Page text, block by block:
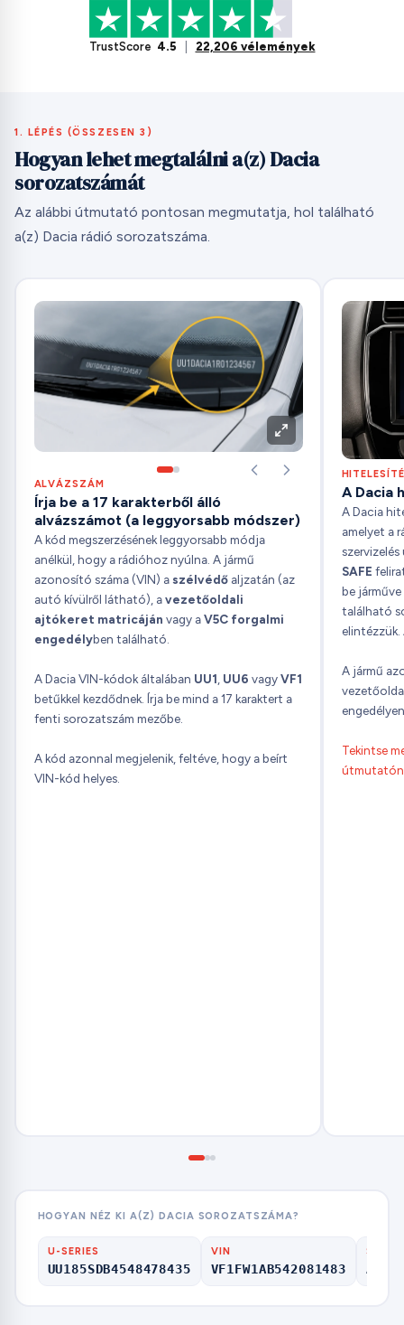
TrustScore 4.5 22,206 vélemények
1. LÉPÉS (ÖSSZESEN 3)
Hogyan lehet megtalálni a(z) Dacia
sorozatszámát
Az alábbi útmutató pontosan megmutatja, hol található
a(z) Dacia rádió sorozatszáma.
ALVÁZSZÁM
Írja be a 17 karakterből álló
alvázszámot (a leggyorsabb módszer)
A kód megszerzésének leggyorsabb módja
anélkül, hogy a rádióhoz nyúlna. A jármű
azonosító száma (VIN) aszélvédő aljzatán (az
autó kívülről látható), avezetőoldali
ajtókeret matricáján vagy aV5C forgalmi
engedélyben található.
A Dacia VIN-kódok általában UU1, UU6 vagyVF1
betűkkel kezdődnek. Írja be mind a 17 karaktert a
fenti sorozatszám mezőbe.
A kód azonnal megjelenik, feltéve, hogy a beírt
VIN-kód helyes.
A Dacia
A Dacia
amelyet a
szervizelés
SAFE
be
található
elintézzük.
A jármű
Tekintse
HOGYAN NÉZ KI A(Z) DACIA SOROZATSZÁMA?
U-SERIES
UU185SDB4548478435
VIN
VF1FW1AB542081483 A123